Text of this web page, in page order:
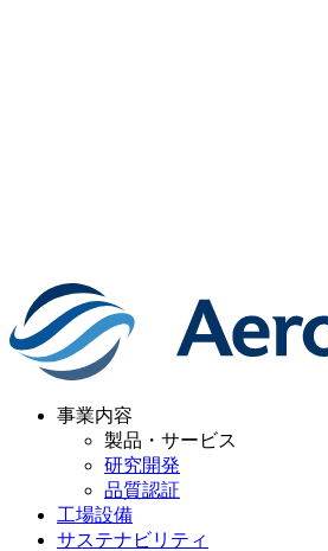
事業内容
製品・サービス
研究開発
品質認証
工場設備
サステナビリティ